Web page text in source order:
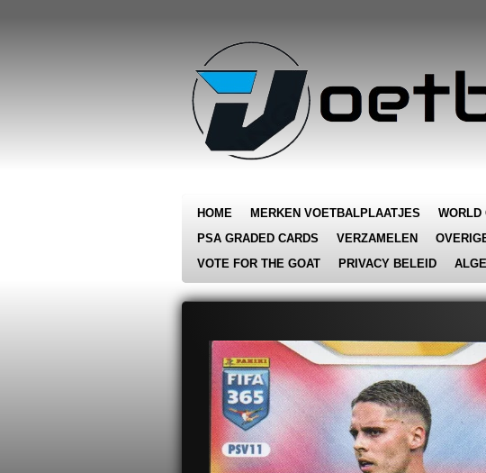
HOME MERKEN VOETBALPLAATJES WORLD
PSA GRADED CARDS
VERZAMELEN
VOTE FOR THE GOAT
PRIVACY BELEID